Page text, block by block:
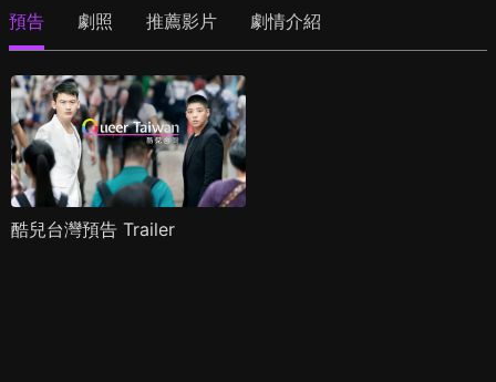
預告 劇照 推薦影片 劇情介紹
酷兒台灣預告 Trailer